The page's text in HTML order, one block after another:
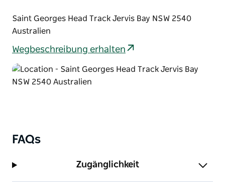
Saint Georges Head Track Jervis Bay NSW 2540
Australien
Wegbeschreibung erhalten
FAQs
Zugänglichkeit